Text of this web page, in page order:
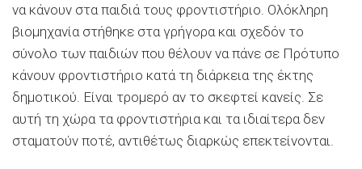
να κάνουν στα παιδιά τους φροντιστήριο. Ολόκληρη
βιομηχανία στήθηκε στα γρήγορα και σχεδόν το
σύνολο των παιδιών που θέλουν να πάνε σε Πρότυπο
κάνουν φροντιστήριο κατά τη διάρκεια της έκτης
δημοτικού. Είναι τρομερό αν το σκεφτεί κανείς. Σε
αυτή τη χώρα τα φροντιστήρια και τα ιδιαίτερα δεν
σταματούν ποτέ, αντιθέτως διαρκώς επεκτείνονται.